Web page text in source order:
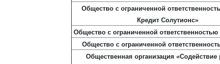
Общество с ограниченной
Кредит Солутионс»
Общество с ограниченной ответственностью
Общество с ограниченной
Общественная организация «Содействие